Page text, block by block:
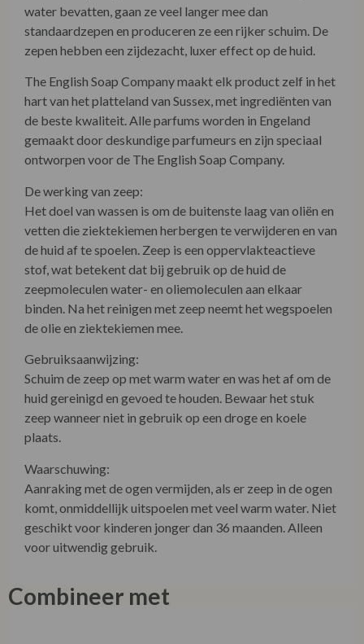
water bevatten, gaan ze veel langer mee dan
standaardzepen en produceren ze een rijker schuim. De
zepen hebben een zijdezacht, luxer effect op de huid.
The English Soap Company maakt elk product zelf in het
hart van het platteland van Sussex, met ingrediënten van
de beste kwaliteit. Alle parfums worden in Engeland
gemaakt door deskundige parfumeurs en zijn speciaal
ontworpen voor de The English Soap Company.
De werking van zeep:
Het doel van wassen is om de buitenste laag van oliën en
vetten die ziektekiemen herbergen te verwijderen en van
de huid af te spoelen. Zeep is een oppervlakteactieve
stof, wat betekent dat bij gebruik op de huid de
zeepmoleculen water- en oliemoleculen aan elkaar
binden. Na het reinigen met zeep neemt het wegspoelen
de olie en ziektekiemen mee.
Gebruiksaanwijzing:
Schuim de zeep op met warm water en was het af om de
huid gereinigd en gevoed te houden. Bewaar het stuk
zeep wanneer niet in gebruik op een droge en koele
plaats.
Waarschuwing:
Aanraking met de ogen vermijden, als er zeep in de ogen
komt, onmiddellijk uitspoelen met veel warm water. Niet
geschikt voor kinderen jonger dan 36 maanden. Alleen
voor uitwendig gebruik.
Combineer met